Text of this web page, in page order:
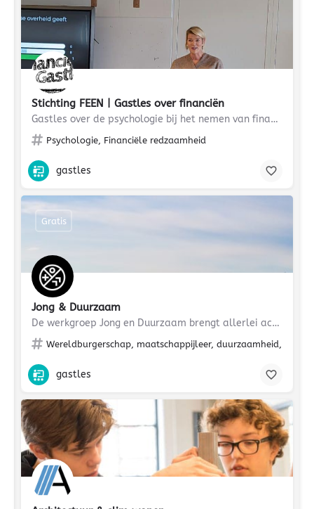
Stichting FEEN | Gastles over financiën
Gastles over de psychologie bij het nemen van financiële beslissingen
Psychologie, Financiële redzaamheid
gastles
Jong & Duurzaam
De werkgroep Jong en Duurzaam brengt allerlei actuele duurzaamheidsthema’s naar de klas. De input van…
Wereldburgerschap, maatschappijleer, duurzaamheid,
Gratis
gastles